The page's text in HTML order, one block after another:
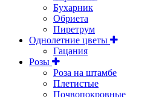
Бухарник
Обриета
Пиретрум
Однолетние цветы
Гацания
Розы
Роза на штамбе
Плетистые
Почвопокровные